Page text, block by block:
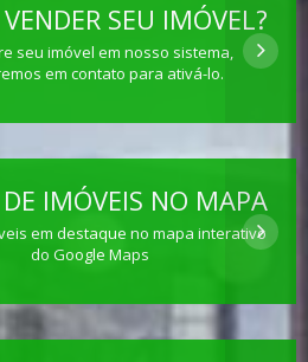
VENDER SEU IMÓVEL?
seu imóvel em nosso sistema,
em contato para ativá-lo.
IMÓVEIS NO MAPA
em destaque no mapa interativo
do Google Maps